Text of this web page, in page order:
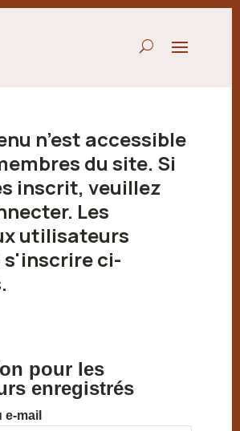
n’est accessible
du site. Si
inscrit, veuillez
Les
utilisateurs
s'inscrire ci-
pour les
enregistrés
e-mail